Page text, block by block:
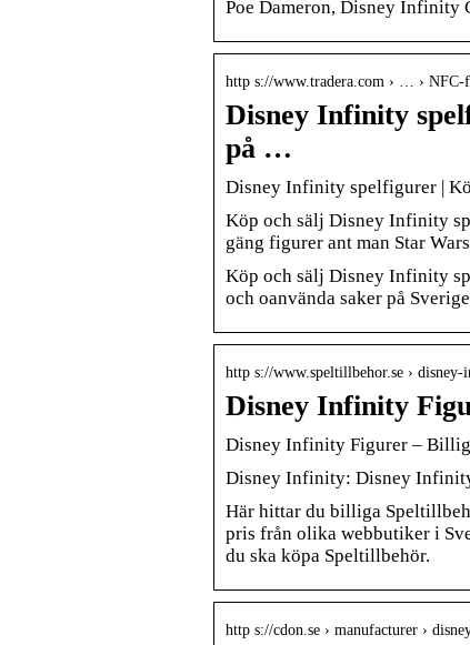
Poe Dameron, Disney Infinity
http s://www.tradera.com › … › NFC-
Disney Infinity
på …
Disney Infinity spelfigurer |
Köp och sälj Disney Infinity
gäng figurer ant man Star
Köp och sälj Disney Infinity
och oanvända saker på
http s://www.speltillbehor.se ›
Disney Infinity
Disney Infinity Figurer –
Disney Infinity: Disney
Här hittar du billiga
pris från olika webbutiker i
du ska köpa Speltillbehör.
http s://cdon.se › manufacturer ›